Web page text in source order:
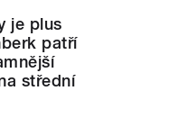
je plus
patří
střední